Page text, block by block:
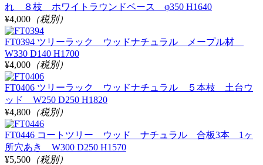
れ ８枝 ホワイトラウンドベース φ350 H1640
¥4,000 （税別）
FT0394 ツリーラック ウッドナチュラル メープル材
W330 D140 H1700
¥4,000 （税別）
FT0406 ツリーラック ウッドナチュラル ５本枝 土台ウ
ッド W250 D250 H1820
¥4,800 （税別）
FT0446 コートツリー ウッド ナチュラル 合板3本 1ヶ
所穴あき W300 D250 H1570
¥5,500 （税別）